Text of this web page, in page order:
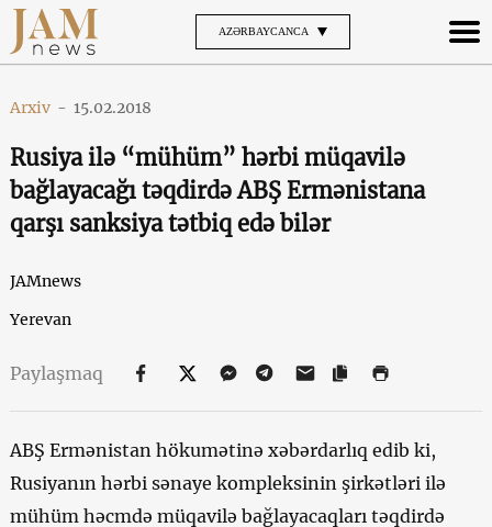
AZƏRBAYCANCA
Arxiv - 15.02.2018
Rusiya ilə “mühüm” hərbi müqavilə
bağlayacağı təqdirdə ABŞ Ermənistana
qarşı sanksiya tətbiq edə bilər
JAMnews
Yerevan
Paylaşmaq
ABŞ Ermənistan hökumətinə xəbərdarlıq edib ki,
Rusiyanın hərbi sənaye kompleksinin şirkətləri ilə
mühüm həcmdə müqavilə bağlayacaqları təqdirdə